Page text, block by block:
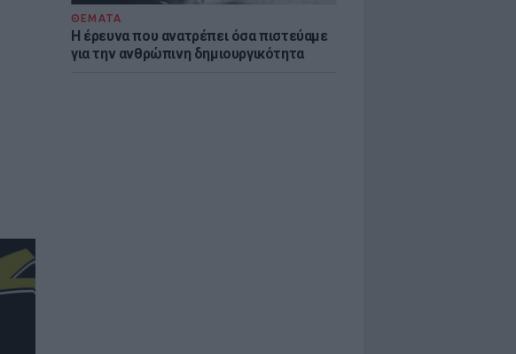
ΘΕΜΑΤΑ
Η έρευνα που ανατρέπει όσα πιστεύαμε
για την ανθρώπινη δημιουργικότητα